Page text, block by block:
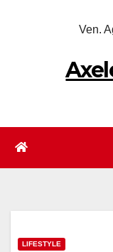
Ven.
LIFESTYLE